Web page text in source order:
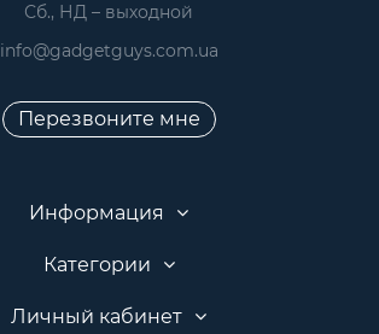
Сб., НД – выходной
info@gadgetguys.com.ua
Перезвоните мне
Информация
Категории
Личный кабинет